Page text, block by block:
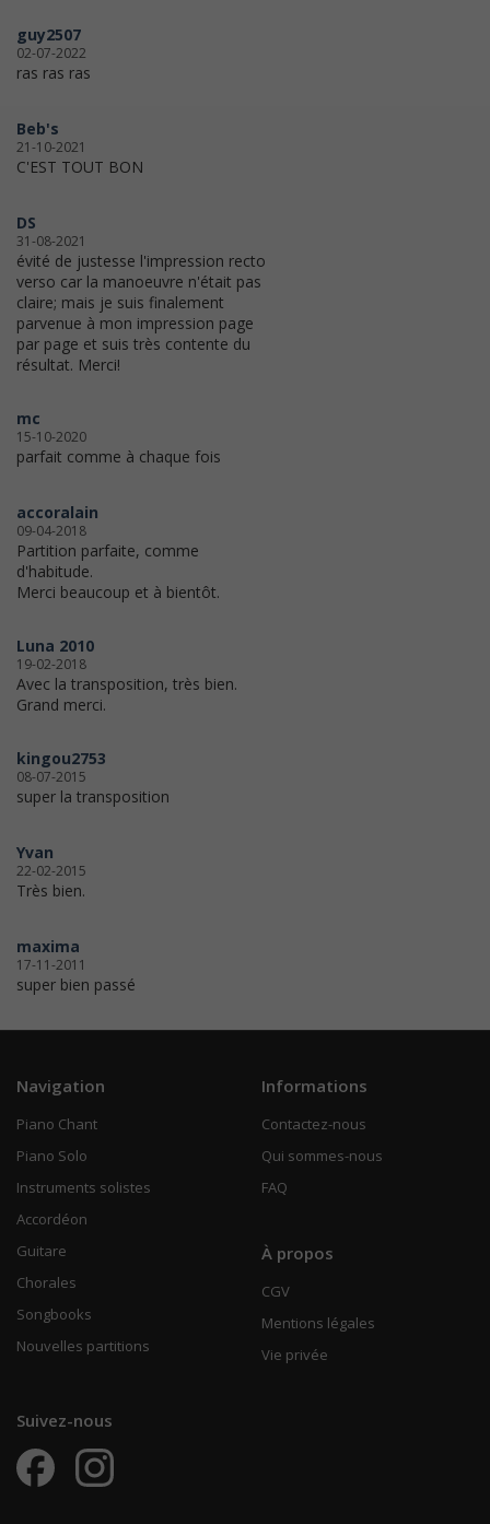
guy2507
02-07-2022
ras ras ras
Beb's
21-10-2021
C'EST TOUT BON
DS
31-08-2021
évité de justesse l'impression recto
verso car la manoeuvre n'était pas
claire; mais je suis finalement
parvenue à mon impression page
par page et suis très contente du
résultat. Merci!
mc
15-10-2020
parfait comme à chaque fois
accoralain
09-04-2018
Partition parfaite, comme
d'habitude.
Merci beaucoup et à bientôt.
Luna 2010
19-02-2018
Avec la transposition, très bien.
Grand merci.
kingou2753
08-07-2015
super la transposition
Yvan
22-02-2015
Très bien.
maxima
17-11-2011
super bien passé
Navigation
Piano Chant
Piano Solo
Instruments solistes
Accordéon
Guitare
Chorales
Songbooks
Nouvelles partitions
Informations
Contactez-nous
Qui sommes-nous
FAQ
À propos
CGV
Mentions légales
Vie privée
Suivez-nous